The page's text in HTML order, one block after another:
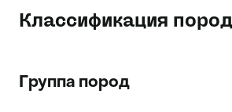
Классификация
Группа пород